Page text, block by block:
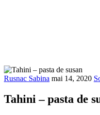
Rusnac Sabina mai 14, 2020
Tahini – pasta de